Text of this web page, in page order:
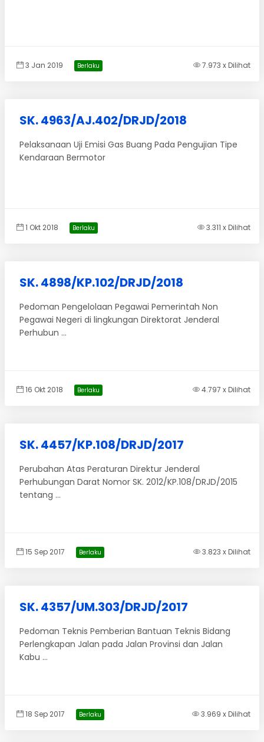
3 Jan 2019 Berlaku 7.973 x Dilihat
SK. 4963/AJ.402/DRJD/2018
Pelaksanaan Uji Emisi Gas Buang Pada Pengujian Tipe
Kendaraan Bermotor
1 Okt 2018 Berlaku 3.311 x Dilihat
SK. 4898/KP.102/DRJD/2018
Pedoman Pengelolaan Pegawai Pemerintah Non
Pegawai Negeri di lingkungan Direktorat Jenderal
Perhubun ...
16 Okt 2018 Berlaku 4.797 x Dilihat
SK. 4457/KP.108/DRJD/2017
Perubahan Atas Peraturan Direktur Jenderal
Perhubungan Darat Nomor SK. 2012/KP.108/DRJD/2015
tentang ...
15 Sep 2017 Berlaku 3.823 x Dilihat
SK. 4357/UM.303/DRJD/2017
Pedoman Teknis Pemberian Bantuan Teknis Bidang
Perlengkapan Jalan pada Jalan Provinsi dan Jalan
Kabu ...
18 Sep 2017 Berlaku 3.969 x Dilihat